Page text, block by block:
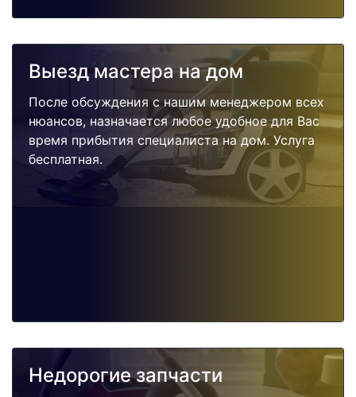
Выезд мастера на дом
После обсуждения с нашим менеджером всех
нюансов, назначается любое удобное для Вас
время прибытия специалиста на дом. Услуга
бесплатная.
Недорогие запчасти